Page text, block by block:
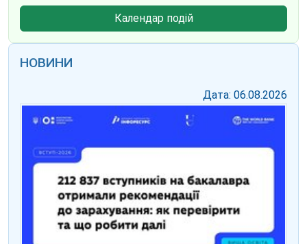
Календар подій
НОВИНИ
Дата: 06.08.2026